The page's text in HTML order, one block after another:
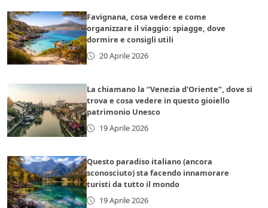
Favignana, cosa vedere e come
organizzare il viaggio: spiagge, dove
dormire e consigli utili
20 Aprile 2026
La chiamano la “Venezia d’Oriente”, dove si
trova e cosa vedere in questo gioiello
patrimonio Unesco
19 Aprile 2026
Questo paradiso italiano (ancora
sconosciuto) sta facendo innamorare
turisti da tutto il mondo
19 Aprile 2026